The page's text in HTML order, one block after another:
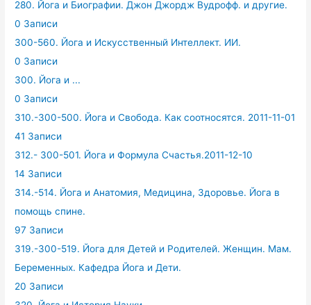
280. Йога и Биографии. Джон Джордж Вудрофф. и другие.
0 Записи
300-560. Йога и Искусственный Интеллект. ИИ.
0 Записи
300. Йога и ...
0 Записи
310.-300-500. Йога и Свобода. Как соотносятся. 2011-11-01
41 Записи
312.- 300-501. Йога и Формула Счастья.2011-12-10
14 Записи
314.-514. Йога и Анатомия, Медицина, Здоровье. Йога в
помощь спине.
97 Записи
319.-300-519. Йога для Детей и Родителей. Женщин. Мам.
Беременных. Кафедра Йога и Дети.
20 Записи